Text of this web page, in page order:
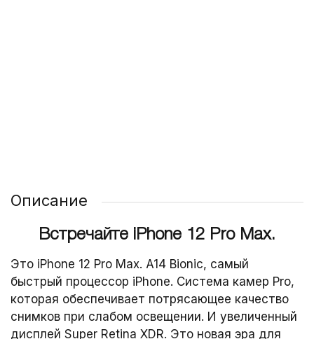
Описание
Встречайте iPhone 12 Pro Max.
Это iPhone 12 Pro Max. A14 Bionic, самый
быстрый процессор iPhone. Система камер Pro,
которая обеспечивает потрясающее качество
снимков при слабом освещении. И увеличенный
дисплей Super Retina XDR. Это новая эра для